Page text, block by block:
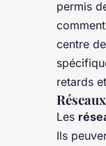
permis
centre
retards
Les
Ils